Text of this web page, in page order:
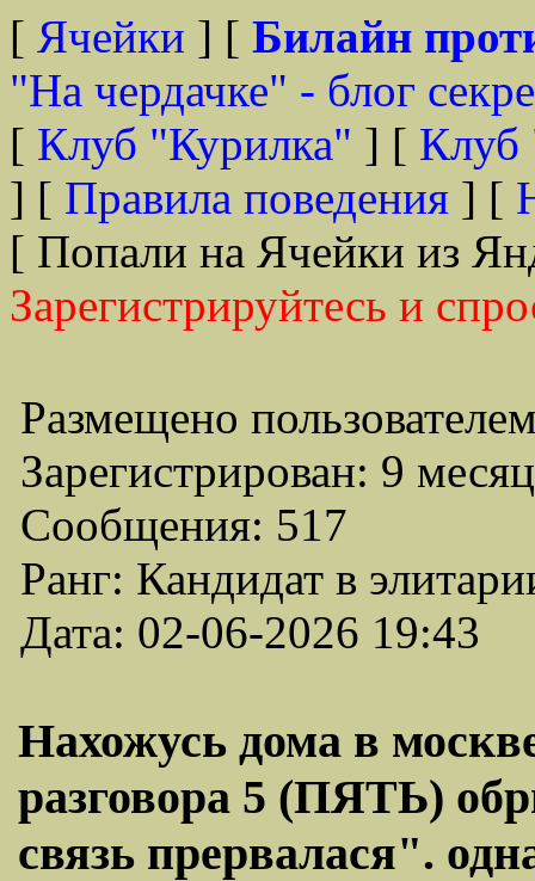
[ Ячейки ] [ Билайн
"На чердачке" - блог
[ Клуб "Курилка" ] [ Клуб
] [ Правила поведения ] [
[ Попали на Ячейки из
Зарегистрируйтесь и
Размещено
Зарегистрирован: 9
Сообщения: 517
Ранг: Кандидат в
Дата: 02-06-2026 19:43
Нахожусь дома в
разговора 5 (ПЯТЬ)
связь прервалася".